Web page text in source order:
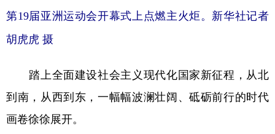
第19届亚洲运动会开幕式上点燃主火炬。新华社记者
胡虎虎 摄
踏上全面建设社会主义现代化国家新征程，从北
到南，从西到东，一幅幅波澜壮阔、砥砺前行的时代
画卷徐徐展开。